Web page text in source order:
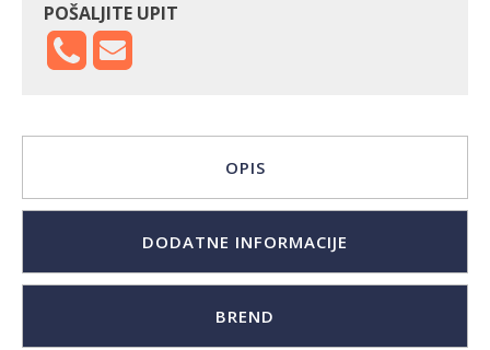
POŠALJITE UPIT
OPIS
DODATNE INFORMACIJE
BREND